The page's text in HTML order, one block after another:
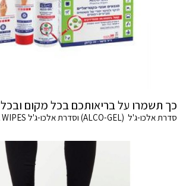
כך תשמרו על בריאותכם בכל מקום
סדרת אלכו-ג'ל (ALCO-GEL) וסדרת אלכו-ג'ל PHARMA WIPES